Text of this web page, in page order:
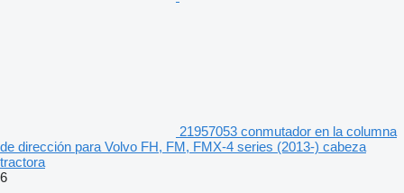
21957053 conmutador en la columna
de dirección para Volvo FH, FM, FMX-4 series (2013-) cabeza
tractora
6